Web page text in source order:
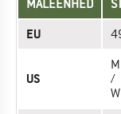
MÅLEENHED
EU
US
/